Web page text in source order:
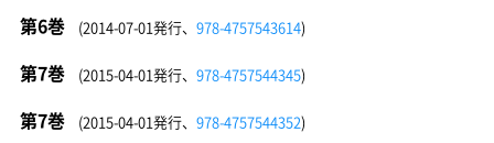
第6巻 (2014-07-01発行、 978-4757543614)
第7巻 (2015-04-01発行、 978-4757544345)
第7巻 (2015-04-01発行、 978-4757544352)